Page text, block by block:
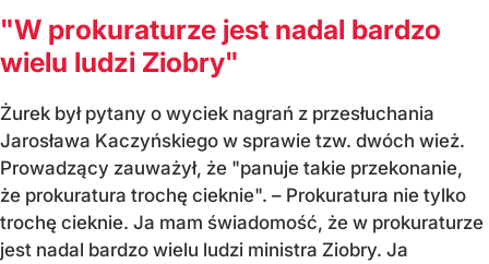
"W prokuraturze jest nadal bardzo
wielu ludzi Ziobry"
Żurek był pytany o wyciek nagrań z przesłuchania
Jarosława Kaczyńskiego w sprawie tzw. dwóch wież.
Prowadzący zauważył, że "panuje takie przekonanie,
że prokuratura trochę cieknie". – Prokuratura nie tylko
trochę cieknie. Ja mam świadomość, że w prokuraturze
jest nadal bardzo wielu ludzi ministra Ziobry. Ja